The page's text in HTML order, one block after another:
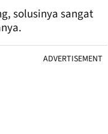
solusinya sangat
ADVERTISEMENT